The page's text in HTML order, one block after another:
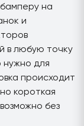
на
и
в любую точку
нужно для
происходит
короткая
без